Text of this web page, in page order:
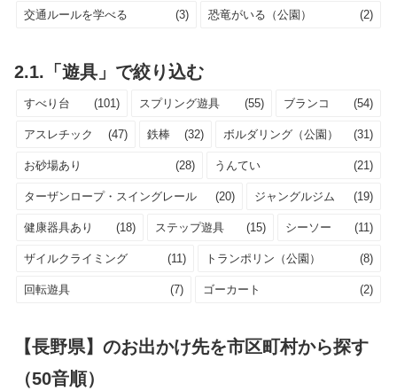
交通ルールを学べる (3) 恐竜がいる（公園） (2)
2.1.「遊具」で絞り込む
すべり台 (101) スプリング遊具 (55) ブランコ (54)
アスレチック (47) 鉄棒 (32) ボルダリング（公園） (31)
お砂場あり (28) うんてい (21)
ターザンロープ・スイングレール (20) ジャングルジム (19)
健康器具あり (18) ステップ遊具 (15) シーソー (11)
ザイルクライミング (11) トランポリン（公園） (8)
回転遊具 (7) ゴーカート (2)
【長野県】のお出かけ先を市区町村から探す
（50音順）